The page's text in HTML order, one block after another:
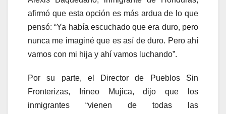
afirmó que esta opción es más ardua de lo que
pensó: “Ya había escuchado que era duro, pero
nunca me imaginé que es así de duro. Pero ahí
vamos con mi hija y ahí vamos luchando”.
Por su parte, el Director de Pueblos Sin
Fronterizas, Irineo Mujica, dijo que los
inmigrantes “vienen de todas las